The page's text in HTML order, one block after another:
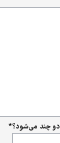
می‌شود؟*